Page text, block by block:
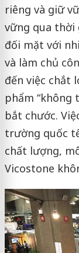
riêng và giữ
vững qua thời
đối mặt với
và làm chủ
đến việc chắt
phẩm “không
bắt chước.
trường quốc
chất lượng,
Vicostone